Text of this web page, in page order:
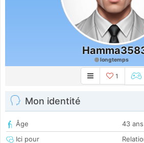
longtemps
1
Mon identité
Âge
43 ans
Ici pour